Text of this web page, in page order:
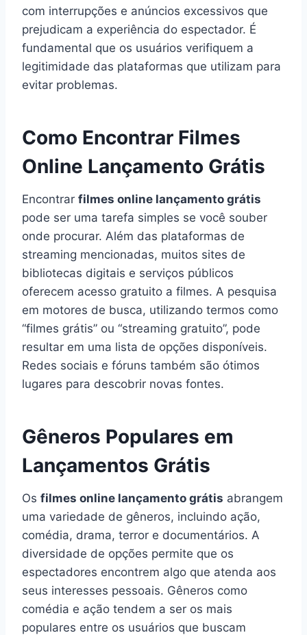
com interrupções e anúncios excessivos que
prejudicam a experiência do espectador. É
fundamental que os usuários verifiquem a
legitimidade das plataformas que utilizam para
evitar problemas.
Como Encontrar Filmes
Online Lançamento Grátis
Encontrar filmes online lançamento grátis
pode ser uma tarefa simples se você souber
onde procurar. Além das plataformas de
streaming mencionadas, muitos sites de
bibliotecas digitais e serviços públicos
oferecem acesso gratuito a filmes. A pesquisa
em motores de busca, utilizando termos como
“filmes grátis” ou “streaming gratuito”, pode
resultar em uma lista de opções disponíveis.
Redes sociais e fóruns também são ótimos
lugares para descobrir novas fontes.
Gêneros Populares em
Lançamentos Grátis
Os filmes online lançamento grátis abrangem
uma variedade de gêneros, incluindo ação,
comédia, drama, terror e documentários. A
diversidade de opções permite que os
espectadores encontrem algo que atenda aos
seus interesses pessoais. Gêneros como
comédia e ação tendem a ser os mais
populares entre os usuários que buscam